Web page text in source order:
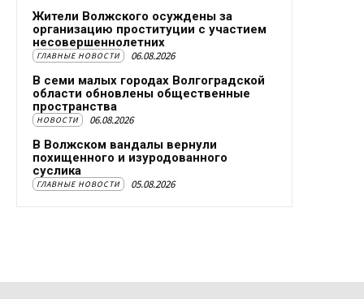
Жители Волжского осуждены за
организацию проституции с участием
несовершеннолетних
ГЛАВНЫЕ НОВОСТИ 06.08.2026
В семи малых городах Волгоградской
области обновлены общественные
пространства
НОВОСТИ 06.08.2026
В Волжском вандалы вернули
похищенного и изуродованного
суслика
ГЛАВНЫЕ НОВОСТИ 05.08.2026